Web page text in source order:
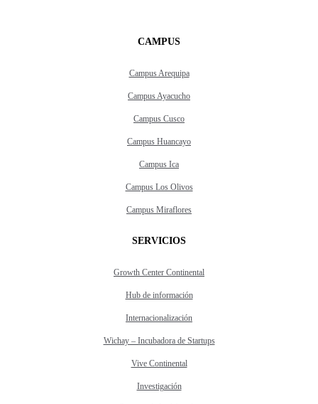
CAMPUS
Campus Arequipa
Campus Ayacucho
Campus Cusco
Campus Huancayo
Campus Ica
Campus Los Olivos
Campus Miraflores
SERVICIOS
Growth Center Continental
Hub de información
Internacionalización
Wichay – Incubadora de Startups
Vive Continental
Investigación